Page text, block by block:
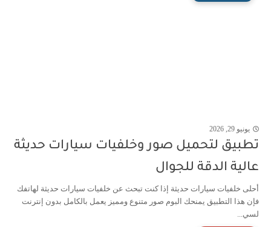
يونيو 29, 2026
تطبيق لتحميل صور وخلفيات سيارات حديثة
عالية الدقة للجوال
أحلى خلفيات سيارات حديثة إذا كنت تبحث عن خلفيات سيارات حديثة لهاتفك
فإن هذا التطبيق يمنحك البوم صور متنوع ومميز يعمل بالكامل بدون إنترنت
لسي...